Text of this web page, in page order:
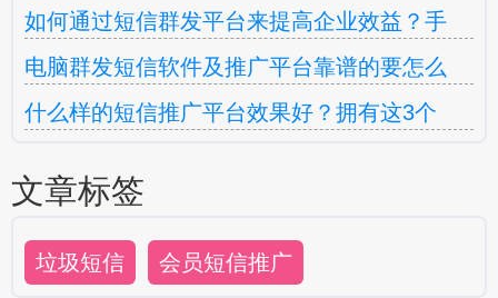
如何通过短信群发平台来提高企业效益？手
电脑群发短信软件及推广平台靠谱的要怎么
什么样的短信推广平台效果好？拥有这3个
文章标签
垃圾短信 会员短信推广